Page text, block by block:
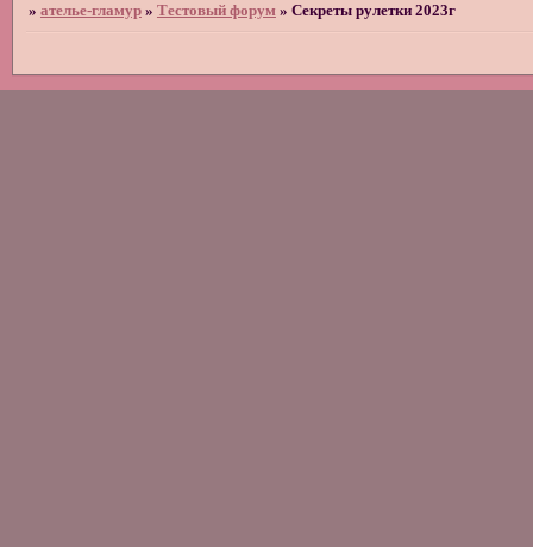
» ателье-гламур » Тестовый форум » Секреты рулетки 2023г